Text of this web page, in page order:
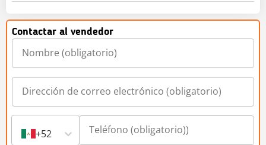
Contactar al vendedor
+52